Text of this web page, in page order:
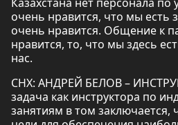
очень нравится, что мы есть
очень нравится. Общение к
нравится, то, что мы здесь
нас.
СНХ: АНДРЕЙ БЕЛОВ –
задача как инструктора по
занятиям в том